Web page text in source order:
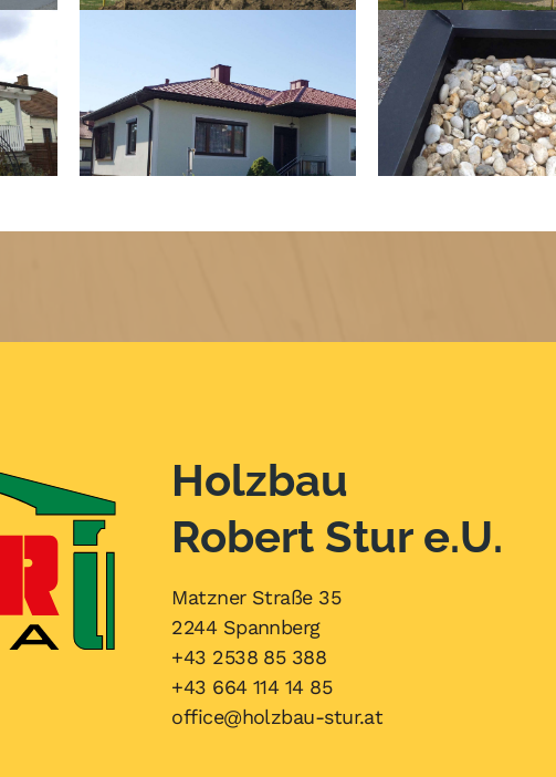
Holzbau
Robert Stur e.U.
Matzner Straße 35
2244 Spannberg
+43 2538 85 388
+43 664 114 14 85
office@holzbau-stur.at